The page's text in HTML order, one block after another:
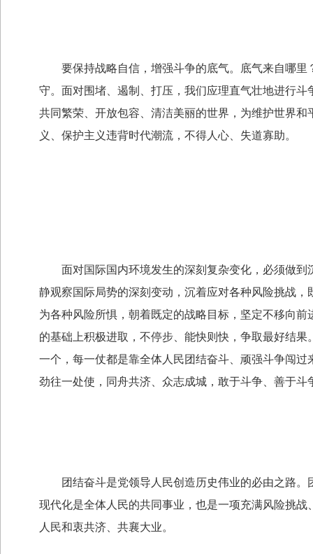
要保持战略自信，增强斗争的底气。底气来自哪里
守。面对围堵、遏制、打压，我们应理直气壮地进行
共同繁荣、开放包容、清洁美丽的世界，为维护世界
义、保护主义违背时代潮流，不得人心、失道寡助。
面对国际国内环境发生的深刻复杂变化，必须做到
静观察国际局势的深刻变动，沉着应对各种风险挑战
为各种风险所惧，朝着既定的战略目标，坚定不移向
的基础上积极进取，不停步、能快则快，争取最好结
一个，每一仗都是靠全体人民团结奋斗、顽强斗争闯
劲往一处使，同舟共济、众志成城，敢于斗争、善于
团结奋斗是党领导人民创造历史伟业的必由之路。
现代化是全体人民的共同事业，也是一项充满风险挑
人民和衷共济、共襄大业。